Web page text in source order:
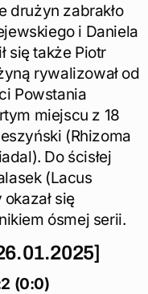
drużyn zabrakło
i Daniela
się także Piotr
rywalizował od
Powstania
miejscu z 18
(Rhizoma
Do ścisłej
(Lacus
się
ósmej serii.
(0:0)